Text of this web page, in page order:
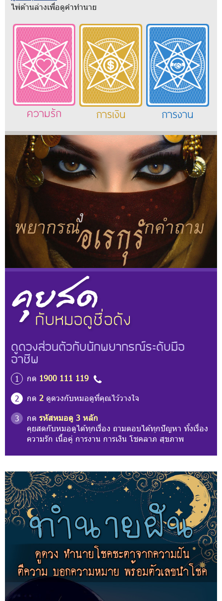
ไพ่ด้านล่างเพื่อดูคำทำนาย
ความรัก การเงิน การงาน
ดูดวงส่วนตัวกับนักพยากรณ์ระดับมือ
อาชีพ
1 กด 1900 111 119
2
กด 2 ดูดวงกับหมอดูที่คุณไว้วางใจ
3
กด รหัสหมอดู 3 หลัก
คุยสดกับหมอดูได้ทุกเรื่อง ถามตอบได้ทุกปัญหา ทั้งเรื่อง
ความรัก เนื้อคู่ การงาน การเงิน โชคลาภ สุขภาพ